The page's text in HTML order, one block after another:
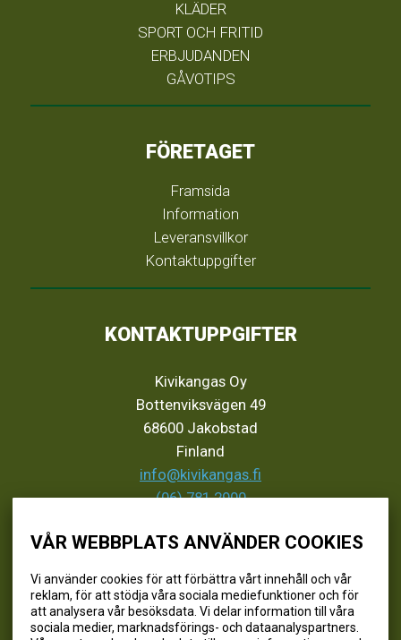
VÅR WEBBPLATS ANVÄNDER COOKIES
Vi använder cookies för att förbättra vårt innehåll och vår
reklam, för att stödja våra sociala mediefunktioner och för
att analysera vår besöksdata. Vi delar information till våra
sociala medier, marknadsförings- och dataanalyspartners.
KLÄDER
SPORT OCH FRITID
ERBJUDANDEN
GÅVOTIPS
FÖRETAGET
Framsida
Information
Leveransvillkor
Kontaktuppgifter
KONTAKTUPPGIFTER
Kivikangas Oy
Bottenviksvägen 49
68600 Jakobstad
Finland
info@kivikangas.fi
(06) 781 2900
SEURAA MEITÄ
@kivikangaskalastus
@kivikangaskasvihuoneet